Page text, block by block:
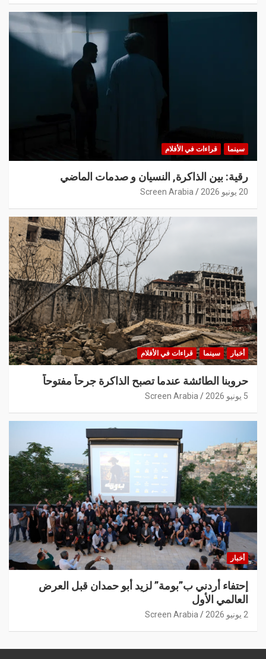
سينما قراءات في الأفلام
رقية: بين الذاكرة, النسيان و صدمات الماضي
20 يونيو 2026 Screen Arabia
أخبار سينما قراءات في الأفلام
حروبنا الطائشة عندما تصبح الذاكرة جرحاً مفتوحاً
5 يونيو 2026 Screen Arabia
أخبار
إحتفاء أردني ب”بومة” لزيد أبو حمدان قبل العرض
العالمي الأول
2 يونيو 2026 Screen Arabia